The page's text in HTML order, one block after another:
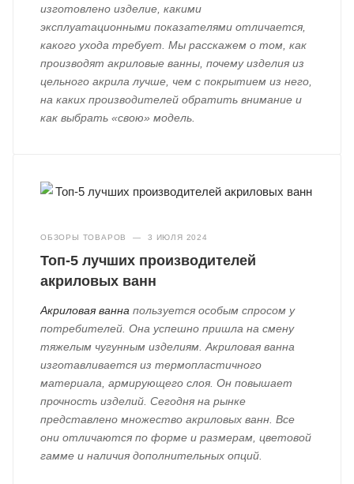
изготовлено изделие, какими
эксплуатационными показателями отличается,
какого ухода требует. Мы расскажем о том, как
производят акриловые ванны, почему изделия из
цельного акрила лучше, чем с покрытием из него,
на каких производителей обратить внимание и
как выбрать «свою» модель.
ОБЗОРЫ ТОВАРОВ — 3 ИЮЛЯ 2024
Топ-5 лучших производителей
акриловых ванн
Акриловая ванна пользуется особым спросом у
потребителей. Она успешно пришла на смену
тяжелым чугунным изделиям. Акриловая ванна
изготавливается из термопластичного
материала, армирующего слоя. Он повышает
прочность изделий. Сегодня на рынке
представлено множество акриловых ванн. Все
они отличаются по форме и размерам, цветовой
гамме и наличия дополнительных опций.